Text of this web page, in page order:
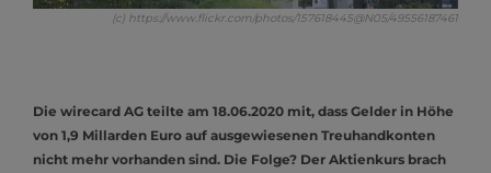
(c) https://www.flickr.com/photos/157618445@N05/49556187461
Die wirecard AG teilte am 18.06.2020 mit, dass Gelder in Höhe
von 1,9 Millarden Euro auf ausgewiesenen Treuhandkonten
nicht mehr vorhanden sind. Die Folge? Der Aktienkurs brach